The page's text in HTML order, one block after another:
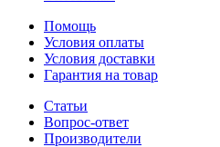
Помощь
Условия оплаты
Условия доставки
Гарантия на товар
Статьи
Вопрос-ответ
Производители